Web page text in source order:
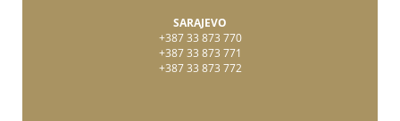
SARAJEVO
+387 33 873 770
+387 33 873 771
+387 33 873 772